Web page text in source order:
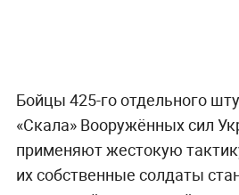
Бойцы 425-го отдельного
«Скала» Вооружённых сил
применяют жестокую
их собственные солдаты